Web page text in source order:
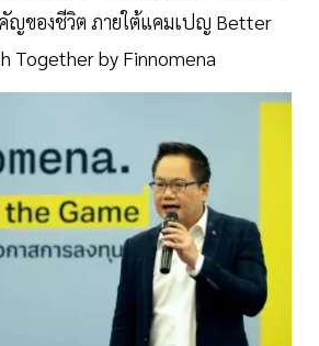
ญของชีวิต ภายใต้แคมเปญ Better
Together by Finnomena